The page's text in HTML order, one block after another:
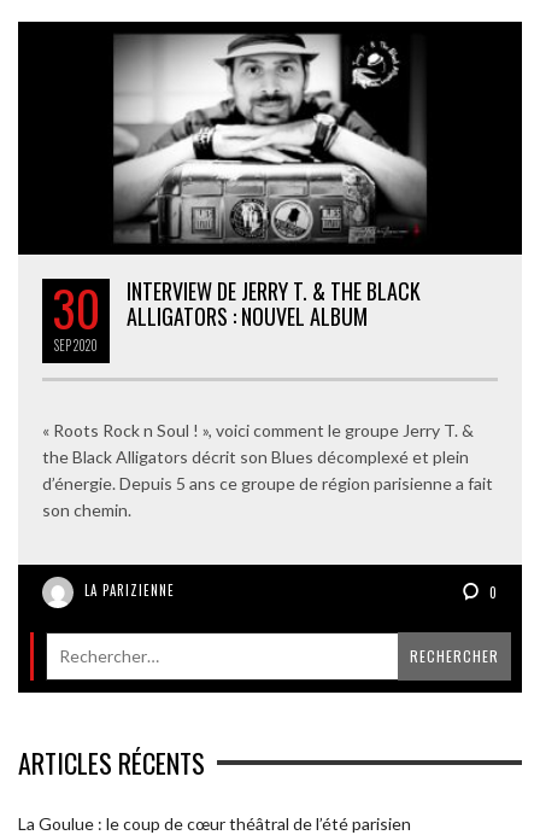
30
SEP2020
INTERVIEW DE JERRY T. & THE BLACK
ALLIGATORS : NOUVEL ALBUM
« Roots Rock n Soul ! », voici comment le groupe Jerry T. &
the Black Alligators décrit son Blues décomplexé et plein
d’énergie. Depuis 5 ans ce groupe de région parisienne a fait
son chemin.
LA PARIZIENNE 0
ARTICLES RÉCENTS
La Goulue : le coup de cœur théâtral de l’été parisien